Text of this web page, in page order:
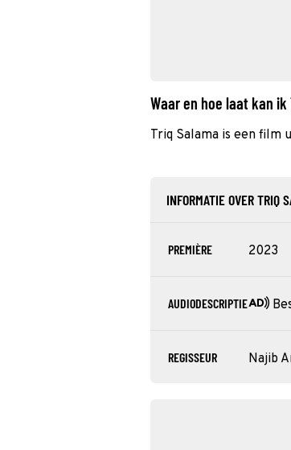
Waar en hoe laat kan
Triq Salama is een film
INFORMATIE OVER TRIQ
PREMIÈRE 2023
AUDIODESCRIPTIE
REGISSEUR Najib